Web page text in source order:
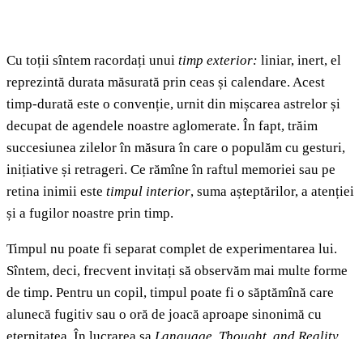
Cu toții sîntem racordați unui timp exterior: liniar, inert, el
reprezintă durata măsurată prin ceas și calendare. Acest
timp-durată este o convenție, urnit din mișcarea astrelor și
decupat de agendele noastre aglomerate. În fapt, trăim
succesiunea zilelor în măsura în care o populăm cu gesturi,
inițiative și retrageri. Ce rămîne în raftul memoriei sau pe
retina inimii este timpul interior, suma așteptărilor, a atenției
și a fugilor noastre prin timp.
Timpul nu poate fi separat complet de experimentarea lui.
Sîntem, deci, frecvent invitați să observăm mai multe forme
de timp. Pentru un copil, timpul poate fi o săptămînă care
alunecă fugitiv sau o oră de joacă aproape sinonimă cu